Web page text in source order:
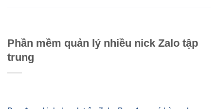
Phần mềm quản lý nhiều nick Zalo tập
trung